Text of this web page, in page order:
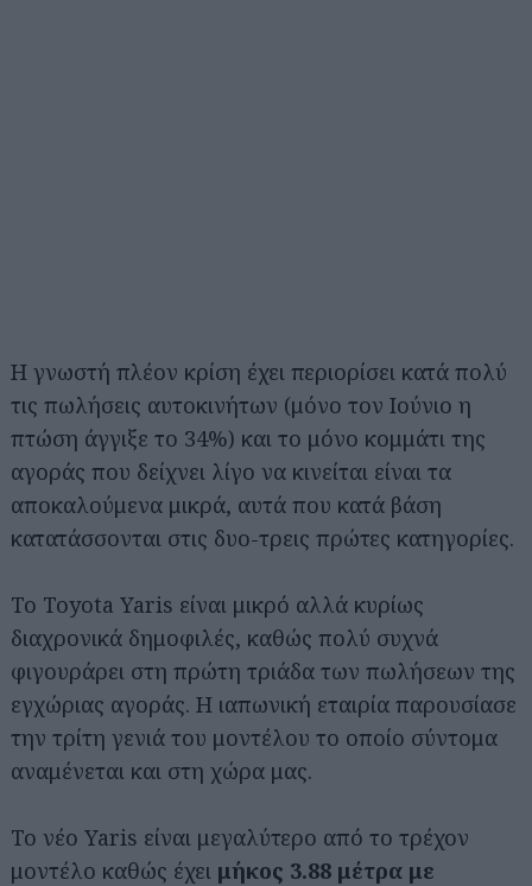
Η γνωστή πλέον κρίση έχει περιορίσει κατά πολύ
τις πωλήσεις αυτοκινήτων (μόνο τον Ιούνιο η
πτώση άγγιξε το 34%) και το μόνο κομμάτι της
αγοράς που δείχνει λίγο να κινείται είναι τα
αποκαλούμενα μικρά, αυτά που κατά βάση
κατατάσσονται στις δυο-τρεις πρώτες κατηγορίες.
Το Toyota Yaris είναι μικρό αλλά κυρίως
διαχρονικά δημοφιλές, καθώς πολύ συχνά
φιγουράρει στη πρώτη τριάδα των πωλήσεων της
εγχώριας αγοράς. Η ιαπωνική εταιρία παρουσίασε
την τρίτη γενιά του μοντέλου το οποίο σύντομα
αναμένεται και στη χώρα μας.
Το νέο Yaris είναι μεγαλύτερο από το τρέχον
μοντέλο καθώς έχει μήκος 3.88 μέτρα με